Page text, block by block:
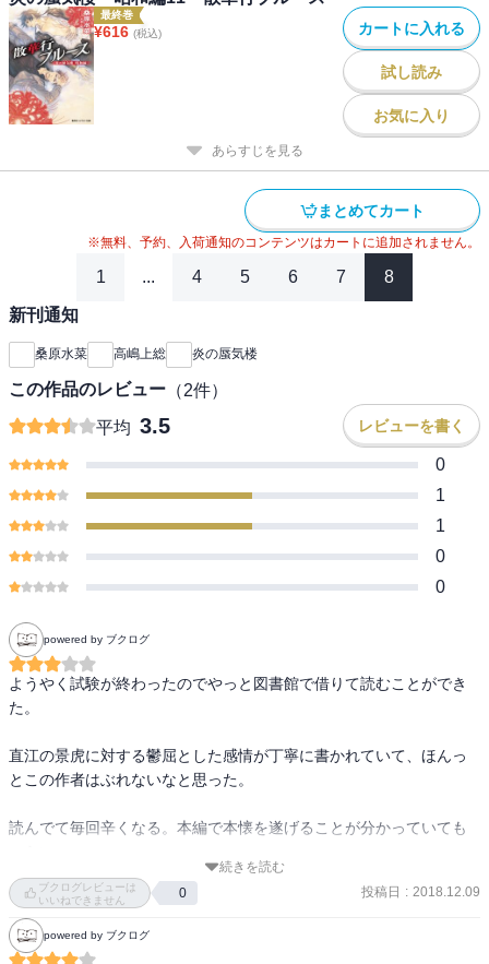
最終巻
¥616 (税込) カートに入れる
試し読み
お気に入り
あらすじを見る
まとめてカート
※無料、予約、入荷通知のコンテンツはカートに追加されません。
1 ... 4 5 6 7 8
新刊通知
桑原水菜 高嶋上総 炎の蜃気楼
この作品のレビュー （2件）
平均 3.5 レビューを書く
0
1
1
0
0
powered by ブクログ
ようやく試験が終わったのでやっと図書館で借りて読むことができ
た。
直江の景虎に対する鬱屈とした感情が丁寧に書かれていて、ほんっ
とこの作者はぶれないなと思った。
読んでて毎回辛くなる。本編で本懐を遂げることが分かっていても
なんで景虎が直江に景虎が直江に美奈子を連れて逃げろと命じたの
か、本編を読んでいるときはよく分からなかったのだけど、なるほ
ど直江に対する裏切りの疑念と疑惑があったのね。
続きを読む
ブクログレビューは
いいねできません
0 投稿日 : 2018.12.09
powered by ブクログ